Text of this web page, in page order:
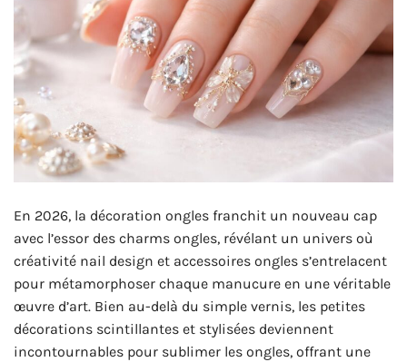
En 2026, la décoration ongles franchit un nouveau cap
avec l’essor des charms ongles, révélant un univers où
créativité nail design et accessoires ongles s’entrelacent
pour métamorphoser chaque manucure en une véritable
œuvre d’art. Bien au-delà du simple vernis, les petites
décorations scintillantes et stylisées deviennent
incontournables pour sublimer les ongles, offrant une